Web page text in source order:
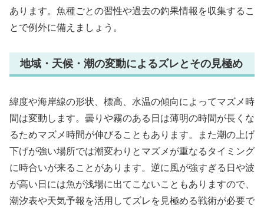
あります。魚種ごとの習性や過去の釣果情報を収集するこ
とで例外に備えましょう。
地域・天候・潮の変動によるズレとその見極め
緯度や海岸線の形状、標高、水温の傾向によってマズメ時
間は変動します。曇りや霧のある日は薄明の時間が長くな
るためマズメ時間が伸びることもあります。また潮の上げ
下げが強い場所では潮変わりとマズメが重なるタイミング
に時合いが来ることがあります。逆に風が強すぎる日や波
が高い日には魚が浅場に出てこないこともありますので、
潮汐表や天気予報を活用してズレを見極める戦術が必要で